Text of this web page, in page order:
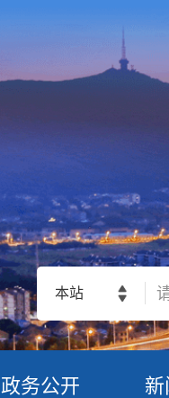
本站
政务公开